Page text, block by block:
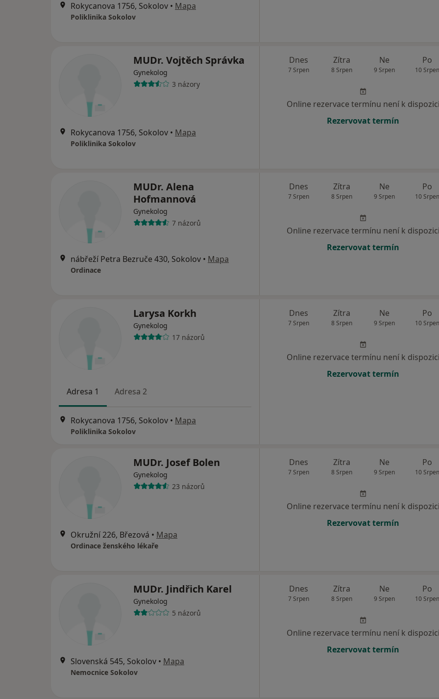
Rokycanova 1756, Sokolov • Mapa
Poliklinika Sokolov
MUDr. Vojtěch Správka
Gynekolog
3 názory
Rokycanova 1756, Sokolov • Mapa
Poliklinika Sokolov
Dnes
7 Srpen
Zítra
8 Srpen
Ne
9 Srpen
Po
10 Srpen
Online rezervace termínu není k dispozici
Rezervovat termín
MUDr. Alena
Hofmannová
Gynekolog
7 názorů
nábřeží Petra Bezruče 430, Sokolov • Mapa
Ordinace
Dnes
7 Srpen
Zítra
8 Srpen
Ne
9 Srpen
Po
10 Srpen
Online rezervace termínu není k dispozici
Rezervovat termín
Larysa Korkh
Gynekolog
17 názorů
Adresa 1 Adresa 2
Rokycanova 1756, Sokolov • Mapa
Poliklinika Sokolov
Dnes
7 Srpen
Zítra
8 Srpen
Ne
9 Srpen
Po
10 Srpen
Online rezervace termínu není k dispozici
Rezervovat termín
MUDr. Josef Bolen
Gynekolog
23 názorů
Okružní 226, Březová • Mapa
Ordinace ženského lékaře
Dnes
7 Srpen
Zítra
8 Srpen
Ne
9 Srpen
Po
10 Srpen
Online rezervace termínu není k dispozici
Rezervovat termín
MUDr. Jindřich Karel
Gynekolog
5 názorů
Slovenská 545, Sokolov • Mapa
Nemocnice Sokolov
Dnes
7 Srpen
Zítra
8 Srpen
Ne
9 Srpen
Po
10 Srpen
Online rezervace termínu není k dispozici
Rezervovat termín